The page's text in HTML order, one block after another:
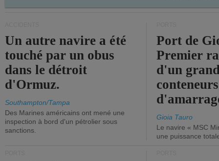
Un autre navire a été
touché par un obus
dans le détroit
d'Ormuz.
Southampton/Tampa
Des Marines américains ont mené une
inspection à bord d'un pétrolier sous
sanctions.
Port de
Premier
d'un
Gioia Tauro
Le navire « MSC
une puissance